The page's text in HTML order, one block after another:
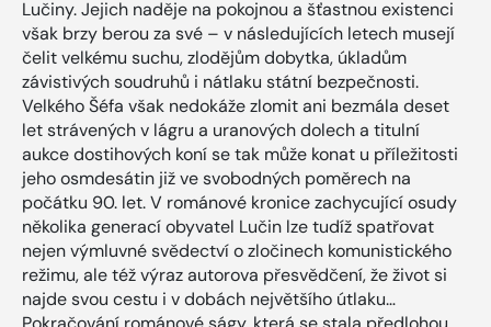
Lučiny. Jejich naděje na pokojnou a šťastnou existenci
však brzy berou za své – v následujících letech musejí
čelit velkému suchu, zlodějům dobytka, úkladům
závistivých soudruhů i nátlaku státní bezpečnosti.
Velkého Šéfa však nedokáže zlomit ani bezmála deset
let strávených v lágru a uranových dolech a titulní
aukce dostihových koní se tak může konat u příležitosti
jeho osmdesátin již ve svobodných poměrech na
počátku 90. let. V románové kronice zachycující osudy
několika generací obyvatel Lučin lze tudíž spatřovat
nejen výmluvné svědectví o zločinech komunistického
režimu, ale též výraz autorova přesvědčení, že život si
najde svou cestu i v dobách největšího útlaku…